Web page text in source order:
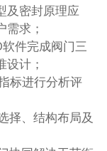
及密封原理应
需求；
件完成阀门三
计；
标进行分析评
择、结构布局及